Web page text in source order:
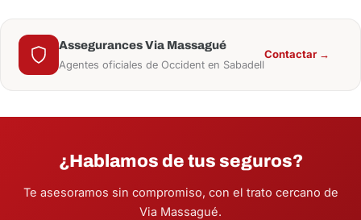
Assegurances Via Massagué
Agentes oficiales de Occident en Sabadell
Contactar →
¿Hablamos de tus seguros?
Te asesoramos sin compromiso, con el trato cercano de
Via Massagué.